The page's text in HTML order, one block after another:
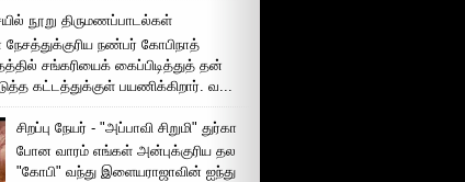
நூறு திருமணப்பாடல்கள்
நண்பர் கோபிநாத்
சங்கரியைக் கைப்பிடித்துத் தன்
கட்டத்துக்குள் பயணிக்கிறார். வ...
சிறப்பு நேயர் - "அப்பாவி சிறுமி" துர்கா
போன வாரம் எங்கள் அன்புக்குரிய தல
"கோபி" வந்து இளையராஜாவின் ஐந்து